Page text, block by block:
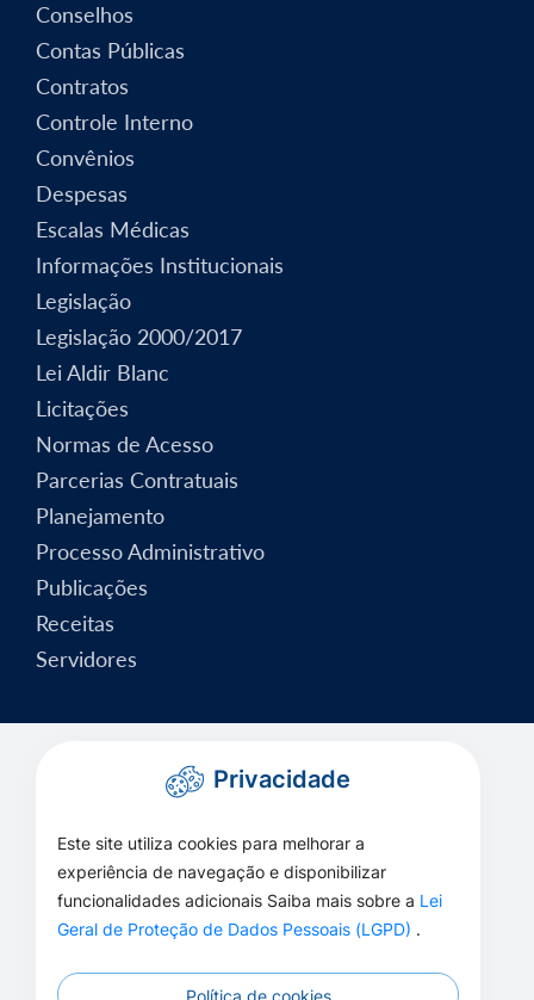
Conselhos
Contas Públicas
Contratos
Controle Interno
Convênios
Despesas
Escalas Médicas
Informações Institucionais
Legislação
Legislação 2000/2017
Lei Aldir Blanc
Licitações
Normas de Acesso
Parcerias Contratuais
Planejamento
Processo Administrativo
Publicações
Receitas
Servidores
Privacidade
Este site utiliza cookies para melhorar a
experiência de navegação e disponibilizar
funcionalidades adicionais Saiba mais sobre a Lei
Geral de Proteção de Dados Pessoais (LGPD) .
Política de cookies